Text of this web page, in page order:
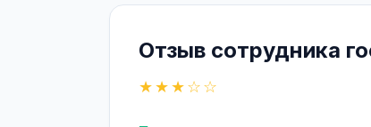
Отзыв сотрудника
★★★☆☆